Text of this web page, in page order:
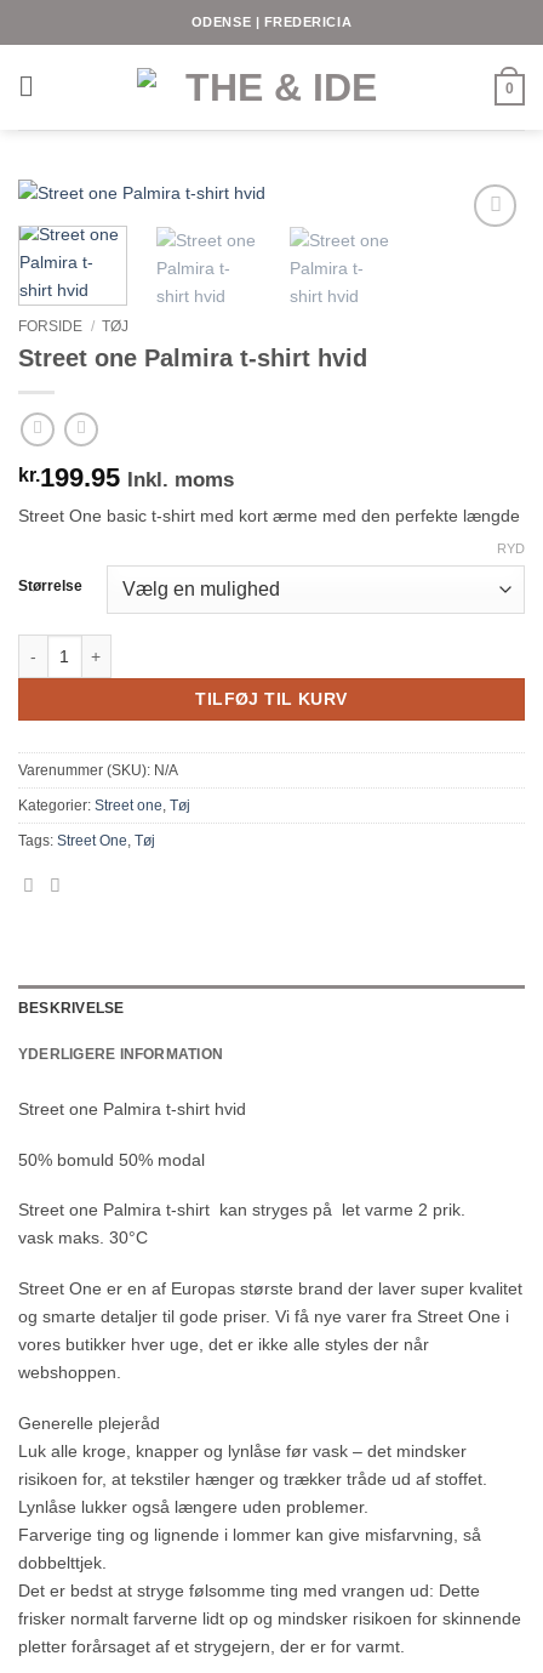
ODENSE | FREDERICIA
0
FORSIDE / TØJ
Street one Palmira t-shirt hvid
kr. 199.95 Inkl. moms
Street One basic t-shirt med kort ærme med den perfekte længde
Størrelse
RYD
TILFØJ TIL KURV
Varenummer (SKU): N/A
Kategorier: Street one Tøj
Tags: Street One Tøj
BESKRIVELSE
YDERLIGERE INFORMATION
Street one Palmira t-shirt hvid
50% bomuld 50% modal
Street one Palmira t-shirt kan stryges på let varme 2 prik.
vask maks. 30°C
Street One er en af Europas største brand der laver super kvalitet
og smarte detaljer til gode priser. Vi få nye varer fra Street One i
vores butikker hver uge, det er ikke alle styles der når
webshoppen.
Generelle plejeråd
Luk alle kroge, knapper og lynlåse før vask – det mindsker
risikoen for, at tekstiler hænger og trækker tråde ud af stoffet.
Lynlåse lukker også længere uden problemer.
Farverige ting og lignende i lommer kan give misfarvning, så
dobbelttjek.
Det er bedst at stryge følsomme ting med vrangen ud: Dette
frisker normalt farverne lidt op og mindsker risikoen for skinnende
pletter forårsaget af et strygejern, der er for varmt.